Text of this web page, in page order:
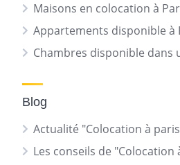
Maisons en colocation à
Appartements disponible à
Chambres disponible dans
Blog
Actualité "Colocation à
Les conseils de "Colocation